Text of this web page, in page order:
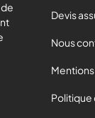
Devis
Nous